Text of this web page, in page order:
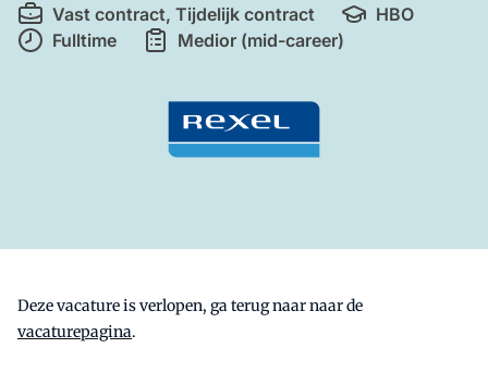
Vast contract, Tijdelijk contract
HBO
Fulltime
Medior (mid-career)
Deze vacature is verlopen, ga terug naar naar de
vacaturepagina.